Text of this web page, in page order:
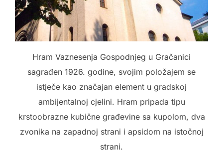
Hram Vaznesenja Gospodnjeg u Gračanici
sagrađen 1926. godine, svojim položajem se
istječe kao značajan element u gradskoj
ambijentalnoj cjelini. Hram pripada tipu
krstoobrazne kubične građevine sa kupolom, dva
zvonika na zapadnoj strani i apsidom na istočnoj
strani.